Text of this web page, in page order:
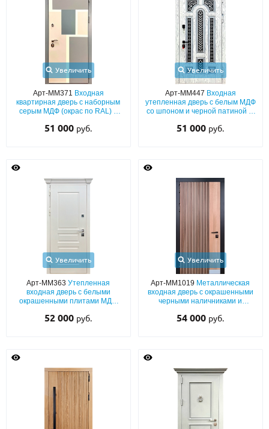
Увеличить
Арт-ММ371 Входная
квартирная дверь с наборным
серым МДФ (окрас по RAL) с
51 000 руб.
Увеличить
Арт-ММ447 Входная
утепленная дверь с белым МДФ
со шпоном и черной патиной (с
51 000 руб.
Увеличить
Арт-ММ363Утепленная
входная дверь с белыми
окрашенными плитами МДФ
52 000 руб.
Увеличить
Арт-ММ1019 Металлическая
входная дверь с окрашенными
черными наличниками и
панелях МДФ со шпоновым
54 000 руб.